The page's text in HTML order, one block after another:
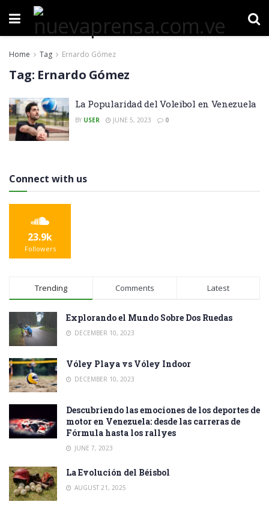
Home Tag Ernardo Gómez
Tag: Ernardo Gómez
La Popularidad del Voleibol en Venezuela
BY USER JUNE 5, 2023 0
Connect with us
23.9k
Followers
Trending Comments Latest
Explorando el Mundo Sobre Dos Ruedas
DECEMBER 10, 2023
Vóley Playa vs Vóley Indoor
DECEMBER 10, 2023
Descubriendo las emociones de los deportes de
motor en Venezuela: desde las carreras de
Fórmula hasta los rallyes
JUNE 7, 2023
La Evolución del Béisbol
AUGUST 21, 2025